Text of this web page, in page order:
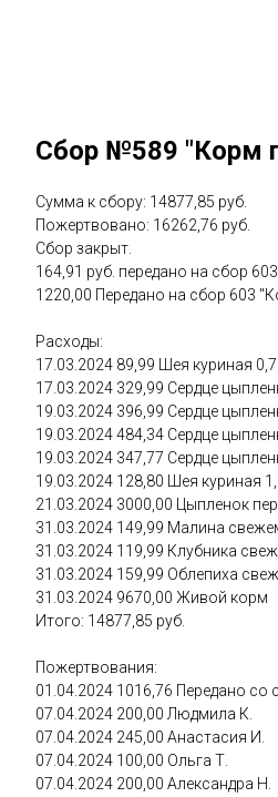
Сбор №589 "Корм
Сумма к сбору: 14877,85 руб.
Пожертвовано: 16262,76 руб.
Сбор закрыт.
164,91 руб. передано на сбор
1220,00 Передано на сбор 603
Расходы:
17.03.2024 89,99 Шея куриная 0,7
17.03.2024 329,99 Сердце
19.03.2024 396,99 Сердце
19.03.2024 484,34 Сердце
19.03.2024 347,77 Сердце
19.03.2024 128,80 Шея куриная
21.03.2024 3000,00 Цыпленок
31.03.2024 149,99 Малина
31.03.2024 119,99 Клубника
31.03.2024 159,99 Облепиха
31.03.2024 9670,00 Живой корм
Итого: 14877,85 руб.
Пожертвования:
01.04.2024 1016,76 Передано
07.04.2024 200,00 Людмила К.
07.04.2024 245,00 Анастасия И.
07.04.2024 100,00 Ольга Т.
07.04.2024 200,00 Александра Н.